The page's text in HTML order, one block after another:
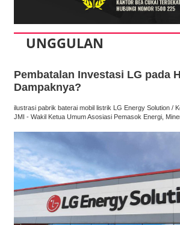
UNGGULAN
Pembatalan Investasi LG pada
Dampaknya?
ilustrasi pabrik baterai mobil listrik LG Energy Solution /
JMI - Wakil Ketua Umum Asosiasi Pemasok Energi,